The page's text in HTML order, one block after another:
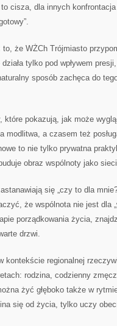
cisza, dla innych
że WŻCh Trójmiasto
tylko pod wpływem
sposób zachęca do
pokazują, jak może
modlitwa, a czasem też
to nie tylko prywatna
obraz wspólnoty jako
się „czy to dla
że wspólnota nie jest dla
porządkowania życia,
drzwi.
kontekście regionalnej
rodzina, codzienny
żyć głęboko także w
się od życia, tylko uczy